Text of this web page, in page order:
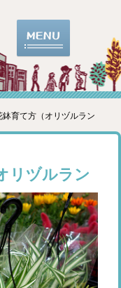
育て方（オリヅルラン
リヅルラン